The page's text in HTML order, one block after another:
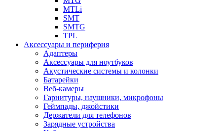
MTLi
SMT
SMTG
TPL
Аксессуары и периферия
Адаптеры
Аксессуары для ноутбуков
Акустические системы и колонки
Батарейки
Веб-камеры
Гарнитуры, наушники, микрофоны
Геймпады, джойстики
Держатели для телефонов
Зарядные устройства